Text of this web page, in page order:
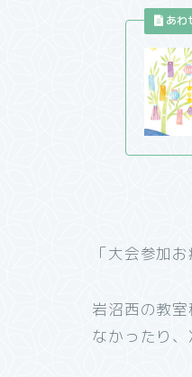
「大会参加
岩沼西の教
なかったり